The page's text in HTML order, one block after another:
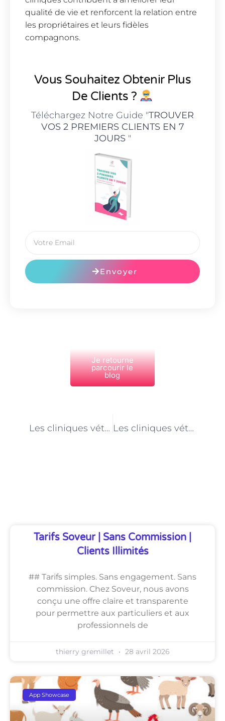
qualité de vie et renforcent la relation entre
les propriétaires et leurs fidèles
compagnons.
Vous Souhaitez Obtenir Plus
De Clients ?
Téléchargez Notre Guide "TROUVER
VOS 2 PREMIERS CLIENTS EN 7
JOURS"
Envoyer
Je retourne
parcourir le
blog
Les cliniques vétérinaires de Paris et la prévention des zoonoses Les cliniques vétérinaires parisiennes et la réhabilitation des animaux blessés
Tarifs Soveur | Sans Commission |
Clients Illimités
## Tarifs simples. Sans engagement. Sans
commission. Chez Soveur, nous avons
conçu une offre claire et transparente
pour permettre aux particuliers et aux
professionnels de
thierry gremillet 28 avril 2026
App Showcase